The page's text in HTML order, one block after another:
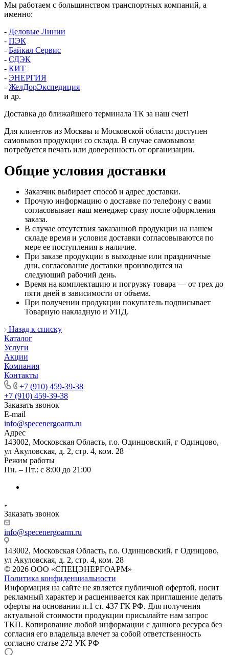
Мы работаем с большинством транспортных компаний, а
именно:
- Деловые Линии
- ПЭК
- Байкал Сервис
- СДЭК
- КИТ
- ЭНЕРГИЯ
- ЖелДорЭкспедиция
и др.
Доставка до ближайшего терминала ТК за наш счет!
Для клиентов из Москвы и Московской области доступен
самовывоз продукции со склада. В случае самовывоза
потребуется печать или доверенность от организации.
Общие условия доставки
Заказчик выбирает способ и адрес доставки.
Прочую информацию о доставке по телефону с вами
согласовывает наш менеджер сразу после оформления
заказа.
В случае отсутствия заказанной продукции на нашем
складе время и условия доставки согласовываются по
мере ее поступления в наличие.
При заказе продукции в выходные или праздничные
дни, согласование доставки производится на
следующий рабочий день.
Время на комплектацию и погрузку товара — от трех до
пяти дней в зависимости от объема.
При получении продукции покупатель подписывает
Товарную накладную и УПД.
Назад к списку
Каталог
Услуги
Акции
Компания
Контакты
+7 (910) 459-39-38
+7 (910) 459-39-38
Заказать звонок
E-mail
info@specenergoarm.ru
Адрес
143002, Московская Область, г.о. Одинцовский, г Одинцово,
ул Акуловская, д. 2, стр. 4, ком. 28
Режим работы
Пн. – Пт.: с 8:00 до 21:00
Заказать звонок
info@specenergoarm.ru
143002, Московская Область, г.о. Одинцовский, г Одинцово,
ул Акуловская, д. 2, стр. 4, ком. 28
© 2026 ООО «СПЕЦЭНЕРГОАРМ»
Политика конфиденциальности
Информация на сайте не является публичной офертой, носит
рекламный характер и расценивается как приглашение делать
оферты на основании п.1 ст. 437 ГК РФ. Для получения
актуальной стоимости продукции присылайте нам запрос
ТКП. Копирование любой информации с данного ресурса без
согласия его владельца влечет за собой ответственность
согласно статье 272 УК РФ